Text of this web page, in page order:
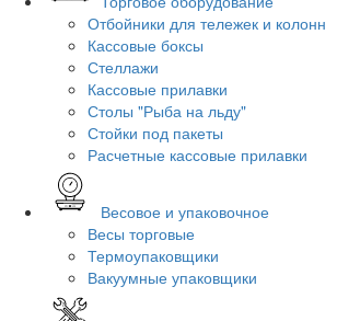
Отбойники для тележек и колонн
Кассовые боксы
Стеллажи
Кассовые прилавки
Столы "Рыба на льду"
Стойки под пакеты
Расчетные кассовые прилавки
Весовое и упаковочное
Весы торговые
Термоупаковщики
Вакуумные упаковщики